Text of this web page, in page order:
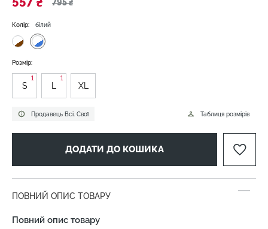
795 ₴
Продавець Всі. Свої
Колір: білий
Таблиця розмірів
Розмір:
S
1
L
1
XL
ДОДАТИ ДО КОШИКА
ПОВНИЙ ОПИС ТОВАРУ
Повний опис товару